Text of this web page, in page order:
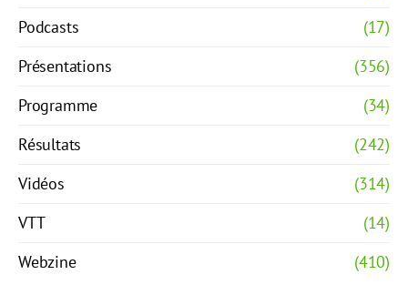
Podcasts
(17)
Présentations
(356)
Programme
(34)
Résultats
(242)
Vidéos
(314)
VTT
(14)
Webzine
(410)